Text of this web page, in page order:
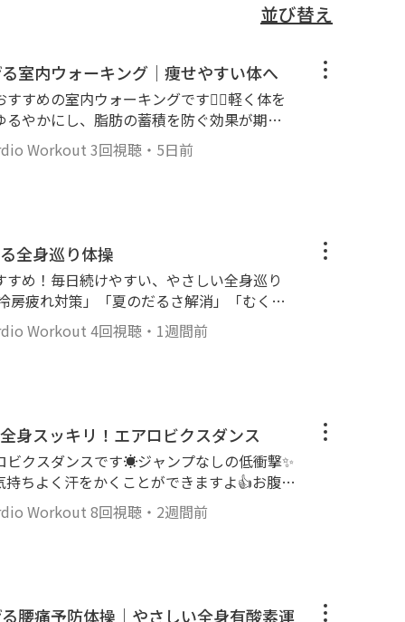
並び替え
室内ウォーキング｜痩せやすい体へ
すめの室内ウォーキングです🚶‍♀️軽く体を
やかにし、脂肪の蓄積を防ぐ効果が期待
歩くだけをベースに腕の動きも加えた全
力に自信がない方でも安心して行えます。
★☆☆ - 時間 : 10分 - BPM : 120 🍀
康状態が良好なときにご利用ください ▸
らない環境で行いましょう ▸ 適宜、水分
和感を感じたら、無理せず運動を中断し
Workout 3回視聴 ・ 5日前
全身巡り体操
め！毎日続けやすい、やさしい全身巡り
房疲れ対策」「夏のだるさ解消」「むくみ
チャージ」 の5つのテーマに沿って、全身
✨ 肩や背中のこわばりをほぐしながら、
リフレッシュ、食後の運動にもぜひご活
体を整えながら、夏を元気に過ごせる体
ください♡ 【動画の詳細】 -
なし) - 強度★☆☆ - 難度★☆☆ - 時間 : 8
て、当方は責任を負いかねます。ご心配な
Workout 4回視聴 ・ 1週間前
スッキリ！エアロビクスダンス
クスダンスです☀️ジャンプなしの低衝撃✨
ちよく汗をかくことができますよ👍お腹・
なる部分をバランスよく動かし、全身をス
自宅で楽しく動きながら脂肪を燃やし、
利用ください ▸ 動ける場所を確保し、
Workout 8回視聴 ・ 2週間前
腰痛予防体操｜やさしい全身有酸素運